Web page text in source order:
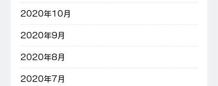
2020年10月
2020年9月
2020年8月
2020年7月